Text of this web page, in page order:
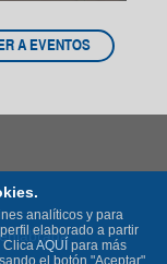
A EVENTOS
analíticos y para
elaborado a partir
ClicaAQUÍ para más
el botón "Aceptar"